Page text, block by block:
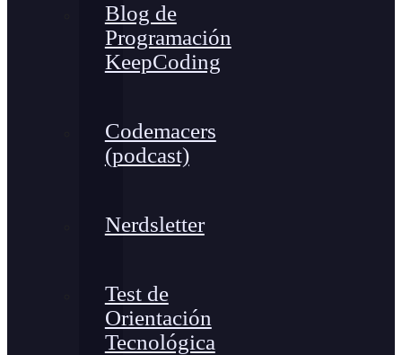
Blog de
Programación
KeepCoding
Codemacers
(podcast)
Nerdsletter
Test de
Orientación
Tecnológica